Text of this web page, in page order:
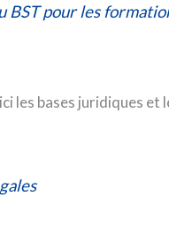
BST pour les
les bases juridiques